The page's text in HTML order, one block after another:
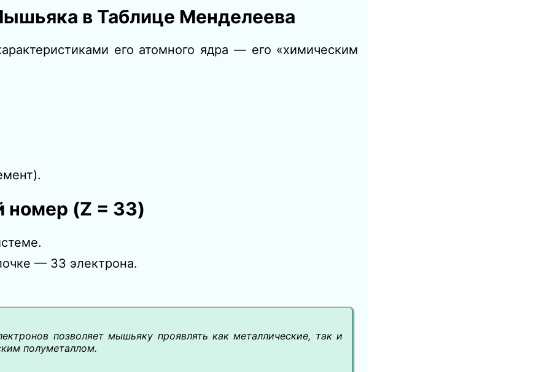
в Таблице Менделеева
его атомного ядра — его «химическим
номер (Z = 33)
— 33 электрона.
позволяет мышьяку проявлять как металлические, так и
полуметаллом.